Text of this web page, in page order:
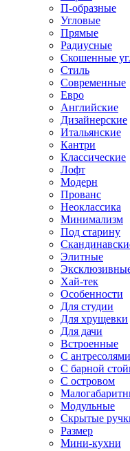
П-образные
Угловые
Прямые
Радиусные
Скошенные
Стиль
Современные
Евро
Английские
Дизайнерские
Итальянские
Кантри
Классические
Лофт
Модерн
Прованс
Неоклассика
Минимализм
Под старину
Элитные
Хай-тек
Особенности
Для студии
Для хрущевки
Для дачи
Встроенные
С антресолями
С барной
С островом
Модульные
Скрытые
Размер
Мини-кухни